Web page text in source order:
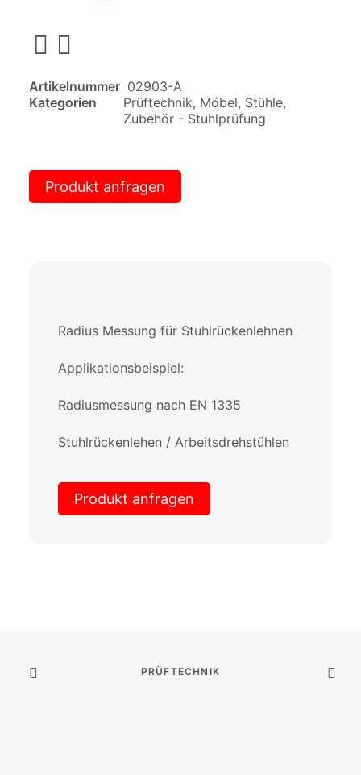
Artikelnummer 02903-A
Kategorien
Prüftechnik, Möbel, Stühle,
Zubehör - Stuhlprüfung
Produkt anfragen
Radius Messung für Stuhlrückenlehnen
Applikationsbeispiel:
Radiusmessung nach EN 1335
Stuhlrückenlehen / Arbeitsdrehstühlen
Produkt anfragen
PRÜFTECHNIK